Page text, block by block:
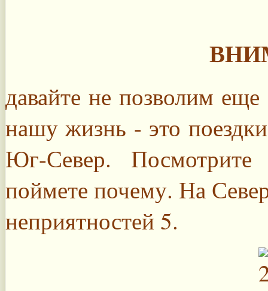
давайте не позволим
нашу жизнь - это
Юг-Север.
поймете почему. На
неприятностей 5.